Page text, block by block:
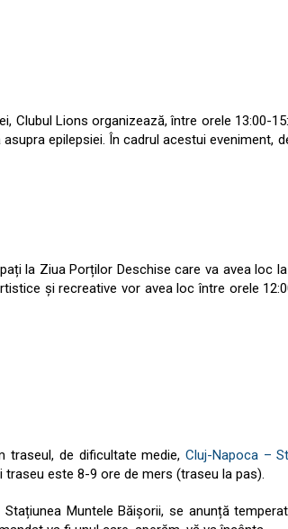
Clubul Lions organizează, între orele 13:00-
epilepsiei. În cadrul acestui eveniment,
la Ziua Porților Deschise care va avea loc
și recreative vor avea loc între orele
traseul, de dificultate medie, Cluj-Napoca –
traseu este 8-9 ore de mers (traseu la pas).
Muntele Băișorii, se anunță